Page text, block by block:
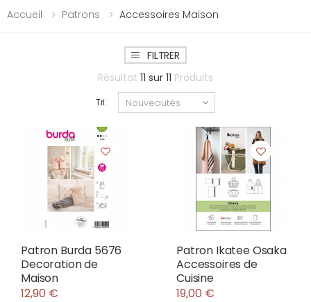
Accueil Patrons Accessoires Maison
FILTRER
Résultat 11 sur 11 Produits
Tri:
Patron Burda 5676
Decoration de
Maison
12,90 €
Patron Ikatee Osaka
Accessoires de
Cuisine
19,00 €